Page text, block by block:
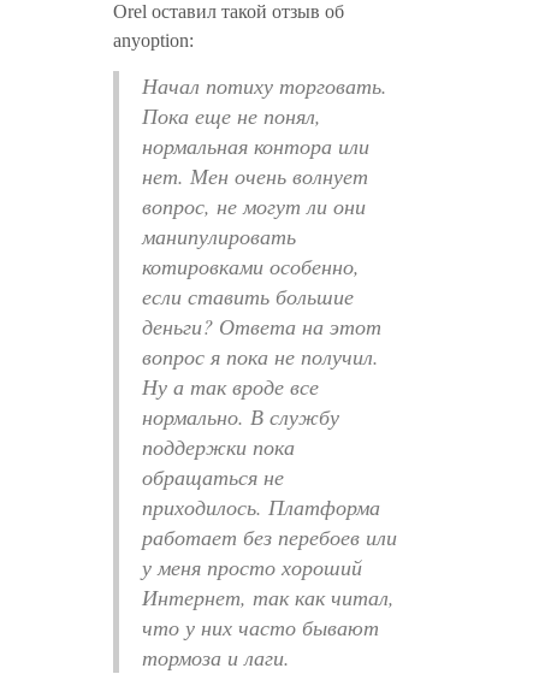
Orel оставил такой отзыв об
anyoption:
Начал потиху торговать.
Пока еще не понял,
нормальная контора или
нет. Мен очень волнует
вопрос, не могут ли они
манипулировать
котировками особенно,
если ставить большие
деньги? Ответа на этот
вопрос я пока не получил.
Ну а так вроде все
нормально. В службу
поддержки пока
обращаться не
приходилось. Платформа
работает без перебоев или
у меня просто хороший
Интернет, так как читал,
что у них часто бывают
тормоза и лаги.